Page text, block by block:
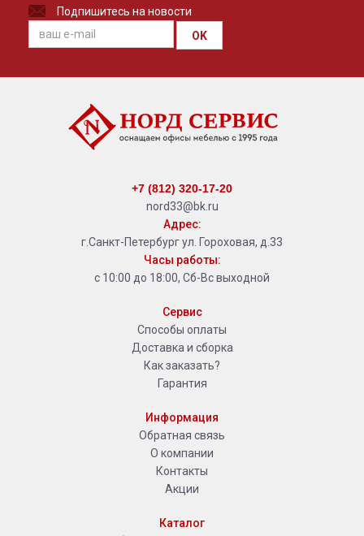
Подпишитесь на новости
OK
+7 (812) 320-17-20
nord33@bk.ru
Адрес:
г.Санкт-Петербург ул. Гороховая, д.33
Часы работы:
с 10:00 до 18:00, Сб-Вс выходной
Сервис
Способы оплаты
Доставка и сборка
Как заказать?
Гарантия
Информация
Обратная связь
О компании
Контакты
Акции
Каталог